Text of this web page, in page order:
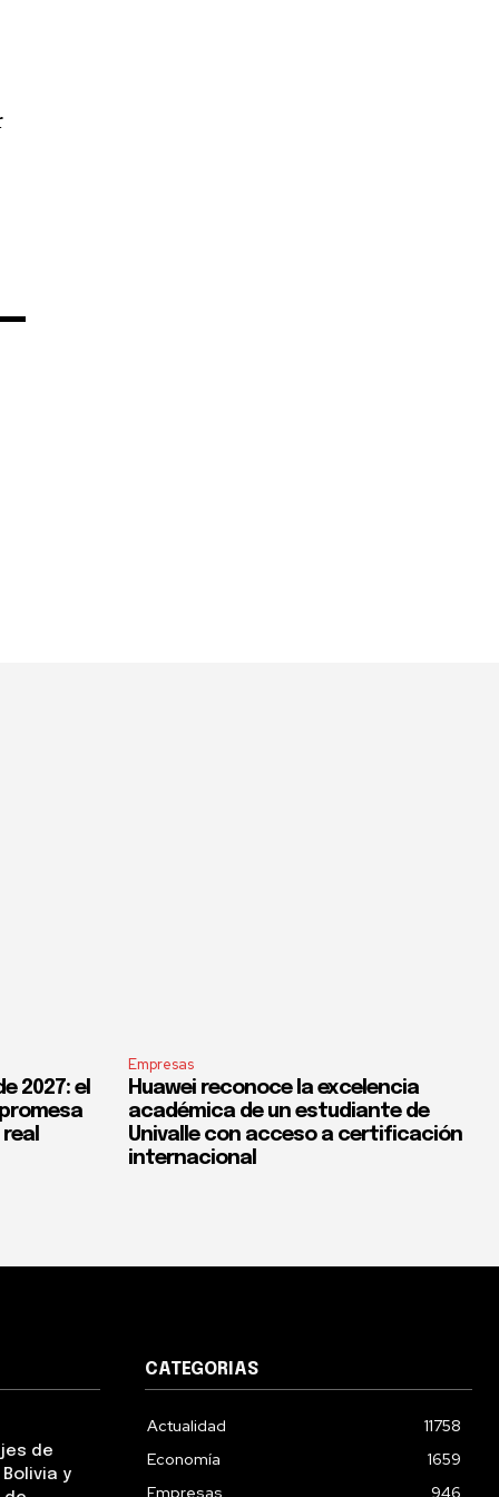
2027: el
Empresas
Huawei reconoce la excelencia
académica de un estudiante de
Univalle con acceso a certificación
internacional
de
y
CATEGORIAS
Actualidad
11758
Economía
1659
Empresas
946